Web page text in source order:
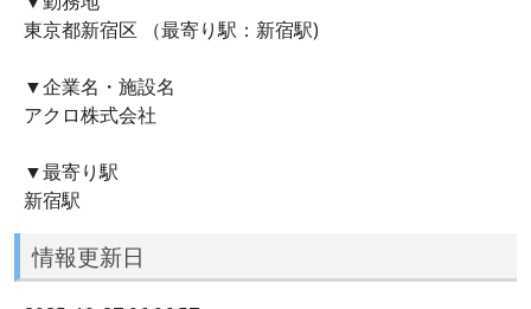
東京都新宿区 （最寄り駅：新宿駅)
▼企業名・施設名
アクロ株式会社
▼最寄り駅
新宿駅
情報更新日